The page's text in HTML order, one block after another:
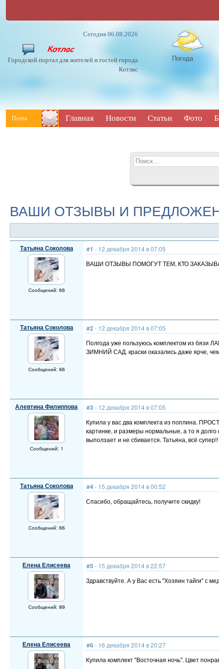
Сегодня 06.08.2026
Городской портал для жителей и гостей города
Котлас
Погода
Почта Главная Новости Статьи Фото
ВАШИ ОТЗЫВЫ И
Татьяна Соколова
Сообщений: 66
#1 - 12 декабря 2014 в 07:05
ВАШИ ОТЗЫВЫ ПОМОГУТ ТЕМ, КТО
Татьяна Соколова
Сообщений: 66
#2 - 12 декабря 2014 в 07:05
Полгода уже пользуюсь комплектом из бязи
ЗИМНИЙ САД. краски оказались даже ярче,
Алевтина Филиппова
Сообщений: 1
#3 - 12 декабря 2014 в 07:05
Купила у вас два комплекта из поплина.
картинке, и размеры нормальные, а то я
выползает и не сбивается. Татьяна, всё супер!!
Татьяна Соколова
Сообщений: 66
#4- 15 декабря 2014 в 00:52
Спасибо, обращайтесь, получите скидку!
Елена Елисеева
Сообщений: 89
#5 - 15 декабря 2014 в 22:57
Здравствуйте. А у Вас есть "Хозяин тайги" с
Елена Елисеева #6- 16 декабря 2014 в 20:27
Купила комплект "Восточная ночь". Цвет